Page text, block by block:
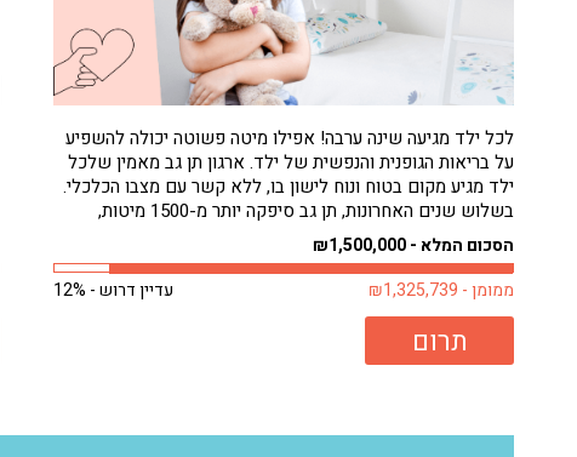
לכל ילד מגיעה שינה ערבה! אפילו מיטה פשוטה יכולה להשפיע
על בריאות הגופנית והנפשית של ילד. ארגון תן גב מאמין שלכל
ילד מגיע מקום בטוח ונוח לישון בו, ללא קשר עם מצבו הכלכלי.
בשלוש שנים האחרונות, תן גב סיפקה יותר מ-1500 מיטות,
בעיקר לילדים. רבים מילדים אלה היו ישנים על...
הסכום המלא - ₪1,500,000
עדיין דרוש - 12%
ממומן - ₪1,325,739
תרום